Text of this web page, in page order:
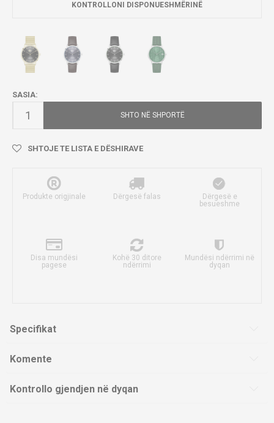
KONTROLLONI DISPONUESHMËRINË
SASIA:
SHTO NË SHPORTË
SHTOJE TE LISTA E DËSHIRAVE
Produkte origjinale Dërgesë falas
Dërgesë e
besueshme
Disa mundësi
pagese
Kohë 30 ditore
ndërrimi
Mundësi ndërrimi në
dyqan
Specifikat
Komente
Kontrollo gjendjen në dyqan